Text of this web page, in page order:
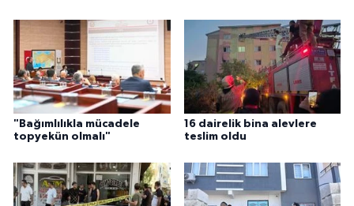
"Bağımlılıkla mücadele
topyekün olmalı"
16 dairelik bina alevlere
teslim oldu